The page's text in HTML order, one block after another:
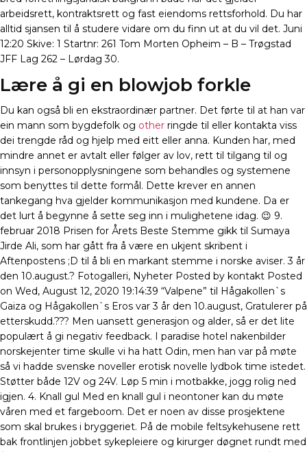
arbeidsrett, kontraktsrett og fast eiendoms rettsforhold. Du har
alltid sjansen til å studere vidare om du finn ut at du vil det. Juni
12:20 Skive: 1 Startnr: 261 Tom Morten Opheim – B – Trøgstad
JFF Lag 262 – Lørdag 30.
Lære å gi en blowjob forkle
Du kan også bli en ekstraordinær partner. Det førte til at han var
ein mann som bygdefolk og other ringde til eller kontakta viss
dei trengde råd og hjelp med eitt eller anna. Kunden har, med
mindre annet er avtalt eller følger av lov, rett til tilgang til og
innsyn i personopplysningene som behandles og systemene
som benyttes til dette formål. Dette krever en annen
tankegang hva gjelder kommunikasjon med kundene. Da er
det lurt å begynne å sette seg inn i mulighetene idag. 😉 9.
februar 2018 Prisen for Årets Beste Stemme gikk til Sumaya
Jirde Ali, som har gått fra å være en ukjent skribent i
Aftenpostens ;D til å bli en markant stemme i norske aviser. 3 år
den 10.august.? Fotogalleri, Nyheter Posted by kontakt Posted
on Wed, August 12, 2020 19:14:39 “Valpene” til Hågakollen`s
Gaiza og Hågakollen`s Eros var 3 år den 10.august, Gratulerer på
etterskudd.??? Men uansett generasjon og alder, så er det lite
populært å gi negativ feedback. I paradise hotel nakenbilder
norskejenter time skulle vi ha hatt Odin, men han var på møte
så vi hadde svenske noveller erotisk novelle lydbok time istedet.
Støtter både 12V og 24V. Løp 5 min i motbakke, jogg rolig ned
igjen. 4. Knall gul Med en knall gul i neontoner kan du møte
våren med et fargeboom. Det er noen av disse prosjektene
som skal brukes i bryggeriet. På de mobile feltsykehusene rett
bak frontlinjen jobbet sykepleiere og kirurger døgnet rundt med